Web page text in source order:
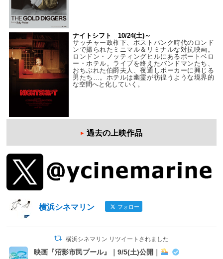
ナイトシフト 10/24(土)～
サッチャー政権下、ポストパンク時代のロンド
ンで撮られたミニマル＆リミナルな対抗映画。
ロンドン・ノッティングヒルにあるポートベロ
ー・ホテル。ライブを終えたバンドマンたち、
おちぶれた伯爵夫人、夜通しポーカーに興じる
男たち…。ホテルは幽霊が彷徨うような境界的
な空間へと化していく。
過去の上映作品
横浜シネマリン フォロー
横浜シネマリン リツイートされました
映画『沼影市民プール』｜9/5(土)公開｜